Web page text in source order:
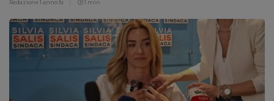
Redazione1 anno fa 1 min